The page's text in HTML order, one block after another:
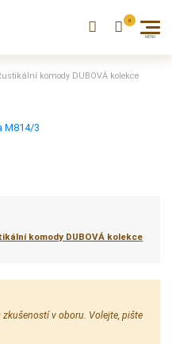
komody DUBOVÁ kolekce
komody DUBOVÁ kolekce
v oboru. Volejte, pište